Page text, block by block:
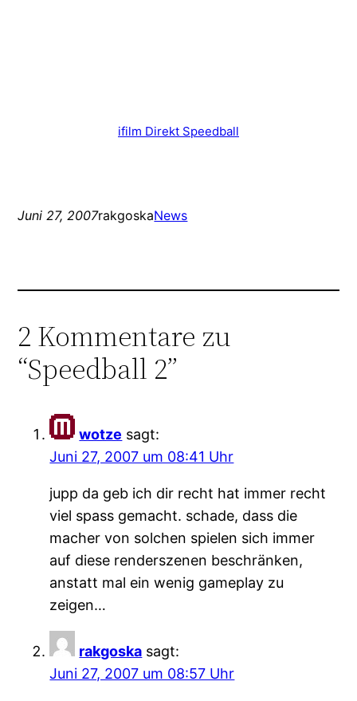
ifilm Direkt Speedball
Juni 27, 2007rakgoskaNews
2 Kommentare zu
“Speedball 2”
wotze sagt:
Juni 27, 2007 um 08:41 Uhr
jupp da geb ich dir recht hat immer recht
viel spass gemacht. schade, dass die
macher von solchen spielen sich immer
auf diese renderszenen beschränken,
anstatt mal ein wenig gameplay zu
zeigen…
rakgoska sagt:
Juni 27, 2007 um 08:57 Uhr